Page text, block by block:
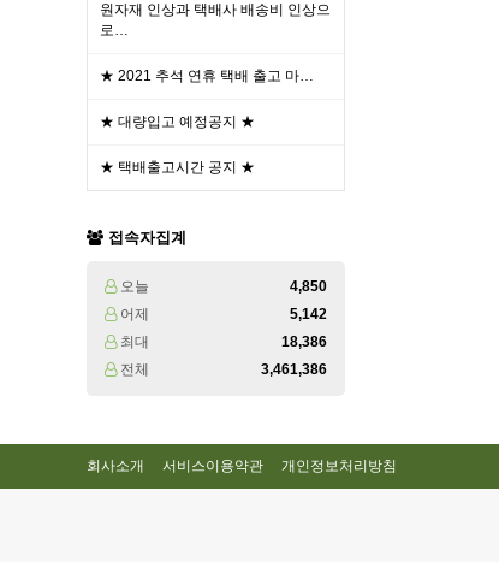
원자재 인상과 택배사 배송비 인상으
로…
★ 2021 추석 연휴 택배 출고 마…
★ 대량입고 예정공지 ★
★ 택배출고시간 공지 ★
접속자집계
오늘
4,850
어제
5,142
최대
18,386
전체
3,461,386
회사소개 서비스이용약관 개인정보처리방침